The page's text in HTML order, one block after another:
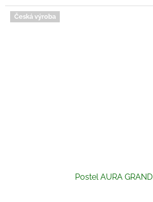
Česká výroba
Postel AURA GRAND